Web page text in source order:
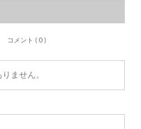
コメント ( 0 )
ません。